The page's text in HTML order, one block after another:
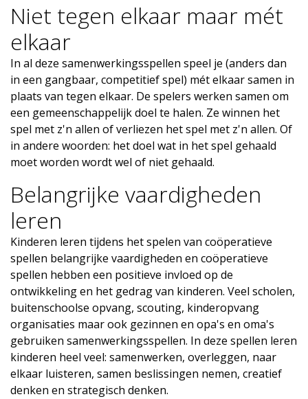
Niet tegen elkaar maar mét
elkaar
In al deze samenwerkingsspellen speel je (anders dan
in een gangbaar, competitief spel) mét elkaar samen in
plaats van tegen elkaar. De spelers werken samen om
een gemeenschappelijk doel te halen. Ze winnen het
spel met z'n allen of verliezen het spel met z'n allen. Of
in andere woorden: het doel wat in het spel gehaald
moet worden wordt wel of niet gehaald.
Belangrijke vaardigheden
leren
Kinderen leren tijdens het spelen van coöperatieve
spellen belangrijke vaardigheden en coöperatieve
spellen hebben een positieve invloed op de
ontwikkeling en het gedrag van kinderen. Veel scholen,
buitenschoolse opvang, scouting, kinderopvang
organisaties maar ook gezinnen en opa's en oma's
gebruiken samenwerkingsspellen. In deze spellen leren
kinderen heel veel: samenwerken, overleggen, naar
elkaar luisteren, samen beslissingen nemen, creatief
denken en strategisch denken.